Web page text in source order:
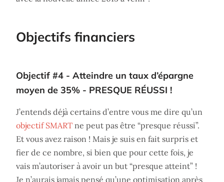
Objectifs financiers
Objectif #4 - Atteindre un taux d’épargne
moyen de 35% - PRESQUE RÉUSSI !
J’entends déjà certains d’entre vous me dire qu’un
objectif SMART ne peut pas être “presque réussi”.
Et vous avez raison ! Mais je suis en fait surpris et
fier de ce nombre, si bien que pour cette fois, je
vais m’autoriser à avoir un but “presque atteint” !
Je n’aurais jamais pensé qu’une optimisation après